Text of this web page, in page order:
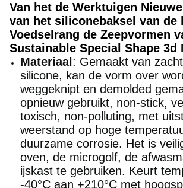
Van het de Werktuigen
van het siliconebaksel van de
Voedselrang de Zeepvormen
Sustainable Special Shape 3d
Materiaal : Gemaakt van
silicone, kan de vorm over
weggeknipt en demolded
opnieuw gebruikt, non-stick,
toxisch, non-polluting, met
weerstand op hoge
duurzame corrosie. Het is
oven, de microgolf, de
ijskast te gebruiken. Keurt
-40°C aan +210°C met